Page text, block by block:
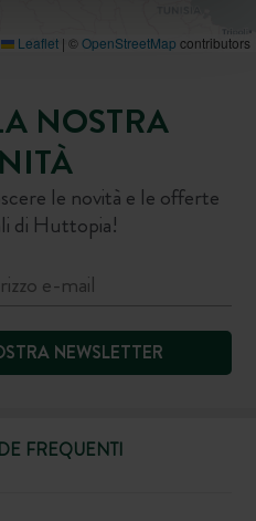
Leaflet | ©OpenStreetMap contributors
NOSTRA
le novità e le offerte
di Huttopia!
NEWSLETTER
FREQUENTI